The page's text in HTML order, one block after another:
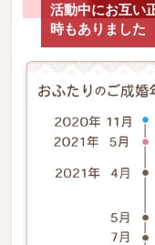
活動中にお互い
時もありました